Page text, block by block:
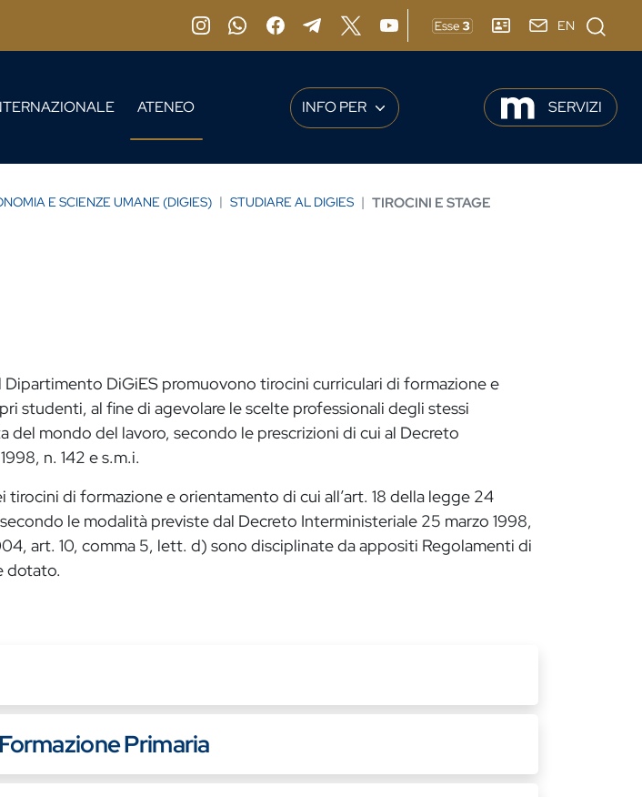
InstagramWhatsappFacebookTelegram
X YouTubeESSE3 RUBRICA
webmail
EN Cerca
ATENEO INFO PER SERVIZI
E SCIENZE UMANE (DIGIES) STUDIARE AL DIGIES TIROCINI E STAGE
Dipartimento DiGiES promuovono tirocini curriculari di formazione e
studenti, al fine di agevolare le scelte professionali degli stessi
del mondo del lavoro, secondo le prescrizioni di cui al Decreto
n. 142 e s.m.i.
di formazione e orientamento di cui all’art. 18 della legge 24
le modalità previste dal Decreto Interministeriale 25 marzo 1998,
art. 10, comma 5, lett. d) sono disciplinate da appositi Regolamenti di
dotato.
Primaria